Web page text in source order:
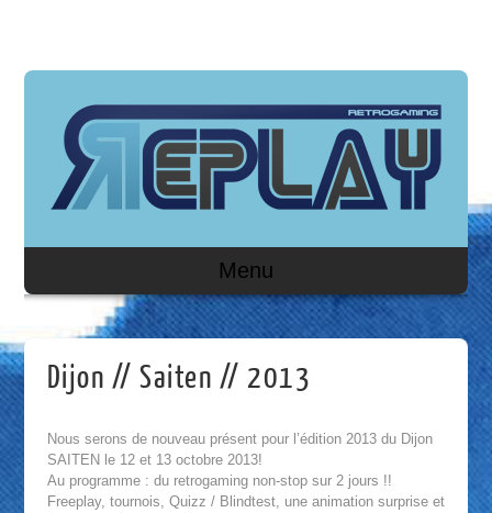
Menu
Dijon // Saiten // 2013
Nous serons de nouveau présent pour l’édition 2013 du Dijon
SAITEN le 12 et 13 octobre 2013!
Au programme : du retrogaming non-stop sur 2 jours !!
Freeplay, tournois, Quizz / Blindtest, une animation surprise et